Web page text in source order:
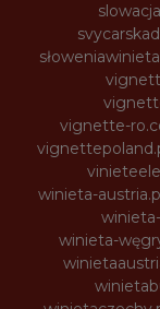
vignette-
winieta-austria.pl
winieta-
winieta-